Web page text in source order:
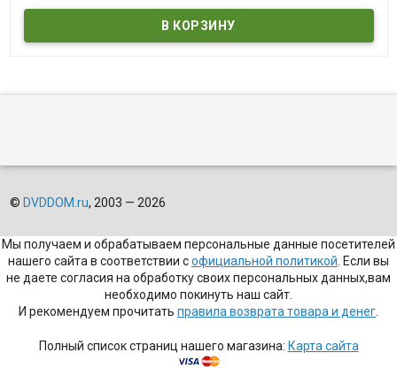
© DVDDOM.ru, 2003 — 2026
Мы получаем и обрабатываем персональные данные посетителей
нашего сайта в соответствии софициальной политикой. Если вы
не даете согласия на обработку своих персональных данных,вам
необходимо покинуть наш сайт.
И рекомендуем прочитать правила возврата товара и денег.
Полный список страниц нашего магазина: Карта сайта